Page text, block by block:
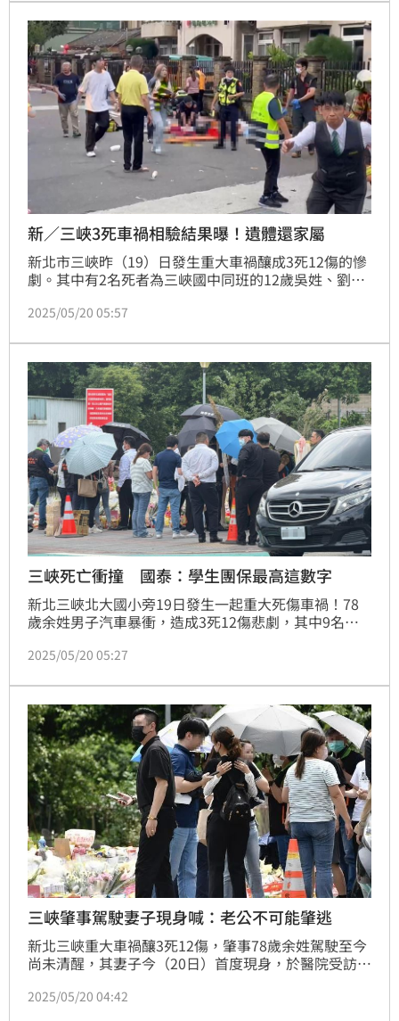
學無此名詞，只能說是一種現象。
新／三峽3死車禍相驗結果曝！遺體還家屬
新北市三峽昨（19）日發生重大車禍釀成3死12傷的慘
劇。其中有2名死者為三峽國中同班的12歲吳姓、劉姓
士，稍早新北地檢針對3人遺體進行相驗，確認3名死者
2025/05/20 05:57
三峽死亡衝撞 國泰：學生團保最高這數字
新北三峽北大國小旁19日發生一起重大死傷車禍！78
歲余姓男子汽車暴衝，造成3死12傷悲劇，其中9名為
下在學學生團保都由國泰人壽承作，據團保內容，身故
起。
2025/05/20 05:27
三峽肇事駕駛妻子現身喊：老公不可能肇逃
新北三峽重大車禍釀3死12傷，肇事78歲余姓駕駛至今
尚未清醒，其妻子今（20日）首度現身，於醫院受訪時
老公不可能肇逃。
2025/05/20 04:42